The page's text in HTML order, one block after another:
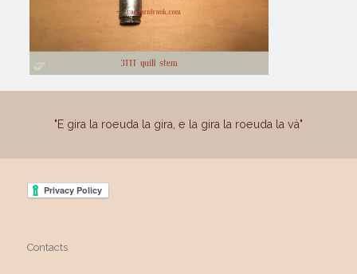
"E gira la roeuda la gira, e la gira la roeuda la và"
Contacts